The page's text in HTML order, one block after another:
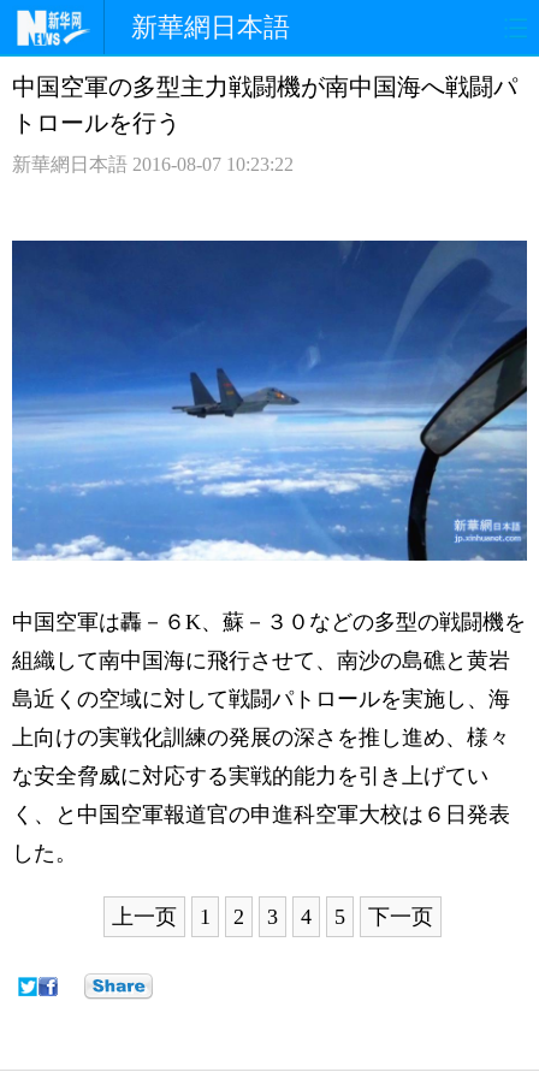
新華網日本語
ホームページ 政治 経済
中国空軍の多型主力戦闘機が南中国海へ戦闘パ
トロールを行う
新華網日本語 2016-08-07 10:23:22
中国空軍は轟－６K、蘇－３０などの多型の戦闘機を
組織して南中国海に飛行させて、南沙の島礁と黄岩
島近くの空域に対して戦闘パトロールを実施し、海
上向けの実戦化訓練の発展の深さを推し進め、様々
な安全脅威に対応する実戦的能力を引き上げてい
く、と中国空軍報道官の申進科空軍大校は６日発表
した。
上一页 1 2 3 4 5 下一页